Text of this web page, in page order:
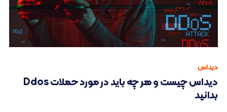
دیداس
دیداس چیست و هر چه باید در مورد حملات Ddos
بدانید